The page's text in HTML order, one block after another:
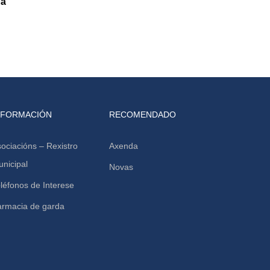
– Rexistro
de Interese
de garda
RECOMENDADO
Axenda
Novas